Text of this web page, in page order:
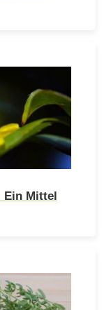
Ein Mittel